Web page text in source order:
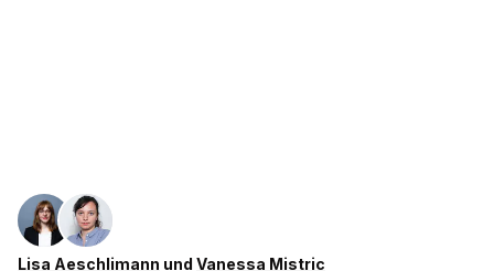
Lisa Aeschlimann und Vanessa Mistric